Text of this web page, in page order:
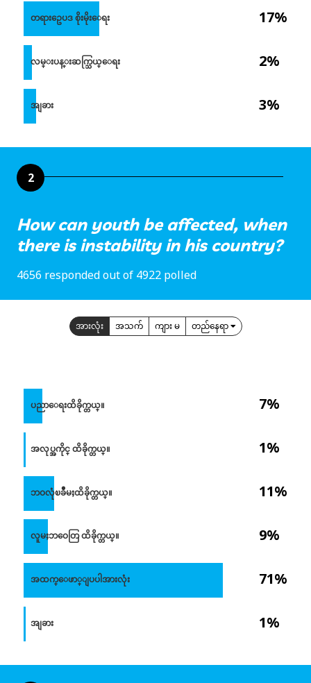
17%
2%
3%
တရားဥေပဒ စိုးမိုးေရး
လမ္းပန္းဆက္သြယ္ေရး
အျခား
2
How can youth be affected, when
there is instability in his country?
4656 responded out of 4922 polled
အားလုံး အသက် ကျား မ တည်နေရာ
7%
1%
11%
9%
71%
1%
ပညာေရးထိခိုက္တယ္။
အလုပ္အကိုင္ ထိခိုက္တယ္။
ဘဝလုံၿခဳံမႈထိခိုက္တယ္။
လူမႈဘဝေတြ ထိခိုက္တယ္။
အထက္ေဖာ္ျပပါအားလုံး
အျခား